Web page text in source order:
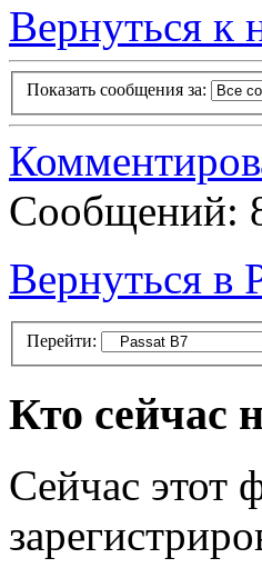
Вернуться к
Показать сообщения за:
Сообщений:
Вернуться в
Перейти:
Кто сейчас
Сейчас этот